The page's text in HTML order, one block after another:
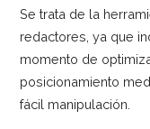
Se trata de la
redactores, ya que
momento de
posicionamiento
fácil manipulación.